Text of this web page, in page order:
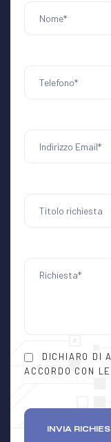
DICHIARO DI
ACCORDO CON
INVIA